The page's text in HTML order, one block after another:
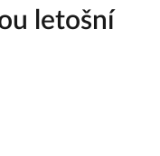
letošní